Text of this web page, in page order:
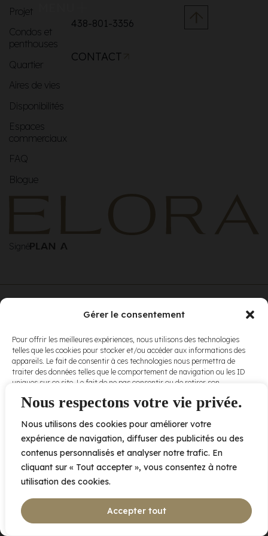
Nous respectons votre vie privée.
Nous utilisons des cookies pour améliorer votre
expérience de navigation, diffuser des publicités ou des
contenus personnalisés et analyser notre trafic. En
cliquant sur « Tout accepter », vous consentez à notre
utilisation des cookies.
Accepter tout
Gérer le consentement
Pour offrir les meilleures expériences, nous utilisons des technologies
telles que les cookies pour stocker et/ou accéder aux informations des
appareils. Le fait de consentir à ces technologies nous permettra de
traiter des données telles que le comportement de navigation ou les ID
uniques sur ce site. Le fait de ne pas consentir ou de retirer son
et fonctions.
Accepter
Refuser
Projet
Condos et
penthouses
Quartier
Aires de vies
Disponibilités
Espaces
commerciaux
FAQ
Blogue
438-801-3356
CONTACT
Signé
conditions
d’utilisationet
nospolitiques
de
confidentialité .
2005 av. de Bois-de-Boulogne, Laval QC H7N 0J7